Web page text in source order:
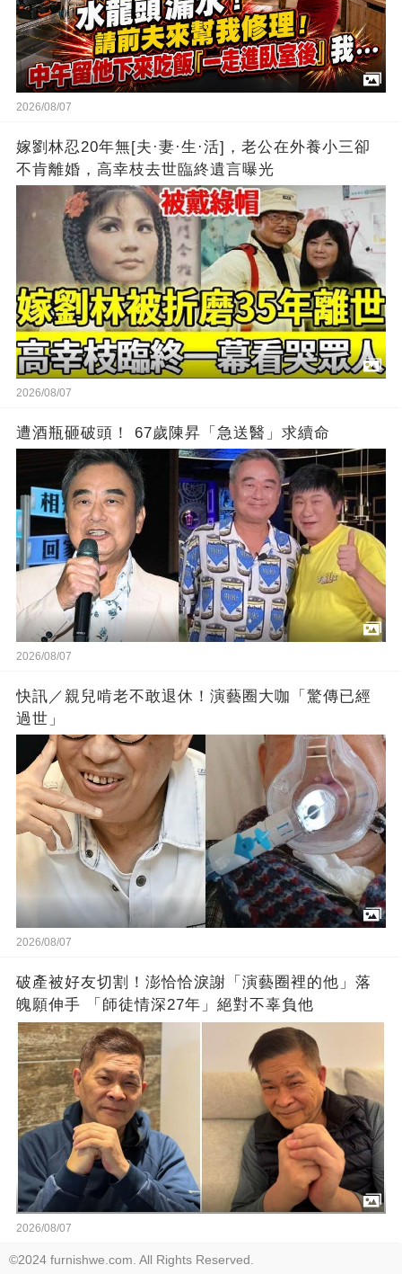
2026/08/07
嫁劉林忍20年無[夫·妻·生·活]，老公在外養小三卻
不肯離婚，高幸枝去世臨終遺言曝光
2026/08/07
遭酒瓶砸破頭！ 67歲陳昇「急送醫」求續命
2026/08/07
快訊／親兒啃老不敢退休！演藝圈大咖「驚傳已經
過世」
2026/08/07
破產被好友切割！澎恰恰淚謝「演藝圈裡的他」落
魄願伸手 「師徒情深27年」絕對不辜負他
2026/08/07
©2024 furnishwe.com. All Rights Reserved.